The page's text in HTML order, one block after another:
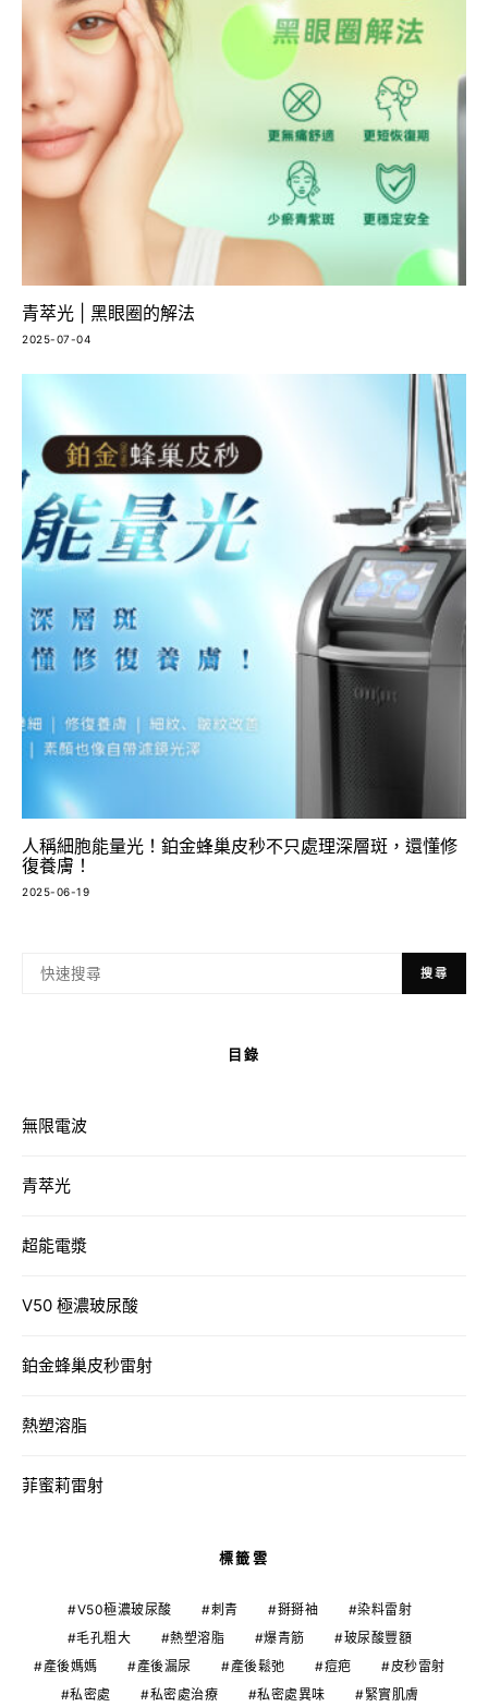
青萃光 | 黑眼圈的解法
2025-07-04
人稱細胞能量光！鉑金蜂巢皮秒不只處理深層斑，還懂修
復養膚！
2025-06-19
搜尋
目錄
無限電波
青萃光
超能電漿
V50 極濃玻尿酸
鉑金蜂巢皮秒雷射
熱塑溶脂
菲蜜莉雷射
標籤雲
V50極濃玻尿酸 刺青 掰掰袖
染料雷射
毛孔粗大
熱塑溶脂 爆青筋
玻尿酸豐額
產後媽媽
產後漏尿 產後鬆弛 痘疤
皮秒雷射
私密處
私密處治療 私密處異味
緊實肌膚